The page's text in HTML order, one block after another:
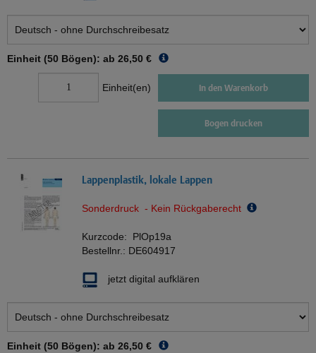
Einheit (50 Bögen): ab 26,50 €
Einheit(en) In den Warenkorb
Bogen drucken
Lappenplastik, lokale Lappen
Sonderdruck - Kein Rückgaberecht
Kurzcode: PlOp19a
Bestellnr.: DE604917
jetzt digital aufklären
Einheit (50 Bögen): ab 26,50 €